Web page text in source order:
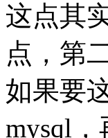
这点其
点，第
如果要
mysql